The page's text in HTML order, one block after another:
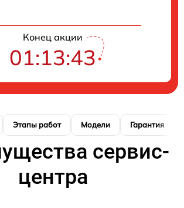
Конец акции
01:13:42
Этапы работ Модели Гарантия
сервис-
центра